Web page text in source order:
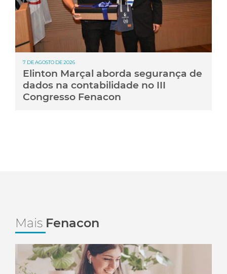
7 DE AGOSTO DE 2026
Elinton Marçal aborda segurança de
dados na contabilidade no III
Congresso Fenacon
Mais Fenacon